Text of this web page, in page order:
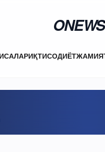
ONEWS
ИҚТИСОДИЁТ